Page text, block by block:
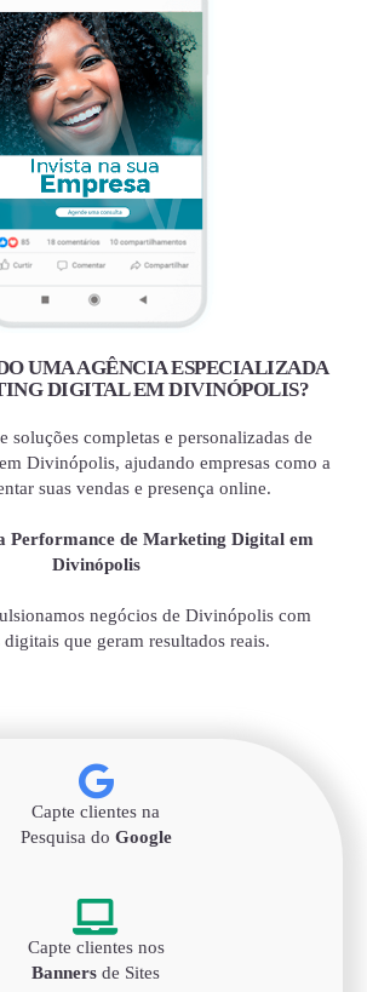
UMA AGÊNCIA ESPECIALIZADA
DIGITAL EM DIVINÓPOLIS?
soluções completas e personalizadas de
Divinópolis, ajudando empresas como a
suas vendas e presença online.
Performance de Marketing Digital em
Divinópolis
negócios de Divinópolis com
digitais que geram resultados reais.
Capte clientes na
Pesquisa do Google
Capte clientes nos
Banners de Sites